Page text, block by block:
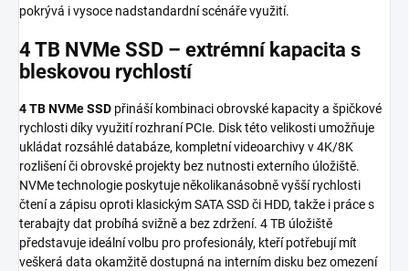
pokrývá i vysoce nadstandardní scénáře využití.
4 TB NVMe SSD – extrémní kapacita s
bleskovou rychlostí
4 TB NVMe SSD přináší kombinaci obrovské kapacity a špičkové
rychlosti díky využití rozhraní PCIe. Disk této velikosti umožňuje
ukládat rozsáhlé databáze, kompletní videoarchivy v 4K/8K
rozlišení či obrovské projekty bez nutnosti externího úložiště.
NVMe technologie poskytuje několikanásobně vyšší rychlosti
čtení a zápisu oproti klasickým SATA SSD či HDD, takže i práce s
terabajty dat probíhá svižně a bez zdržení. 4 TB úložiště
představuje ideální volbu pro profesionály, kteří potřebují mít
veškerá data okamžitě dostupná na interním disku bez omezení